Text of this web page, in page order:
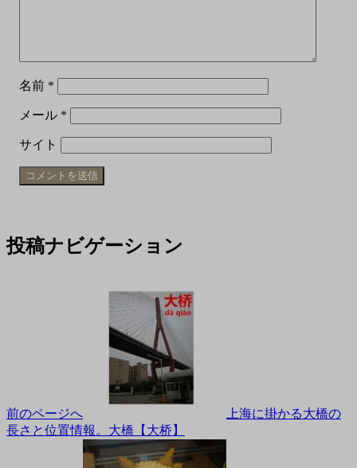
名前 *
メール *
サイト
投稿ナビゲーション
前のページへ
上海に掛かる大橋の
長さと位置情報。大橋【大桥】